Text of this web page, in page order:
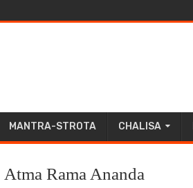
MANTRA-STROTA CHALISA
Atma Rama Ananda